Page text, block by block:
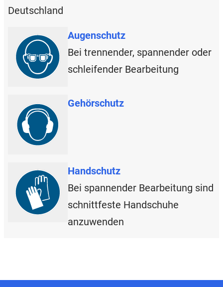
Deutschland
Augenschutz
Bei trennender, spannender oder
schleifender Bearbeitung
Gehörschutz
Handschutz
Bei spannender Bearbeitung sind
schnittfeste Handschuhe
anzuwenden